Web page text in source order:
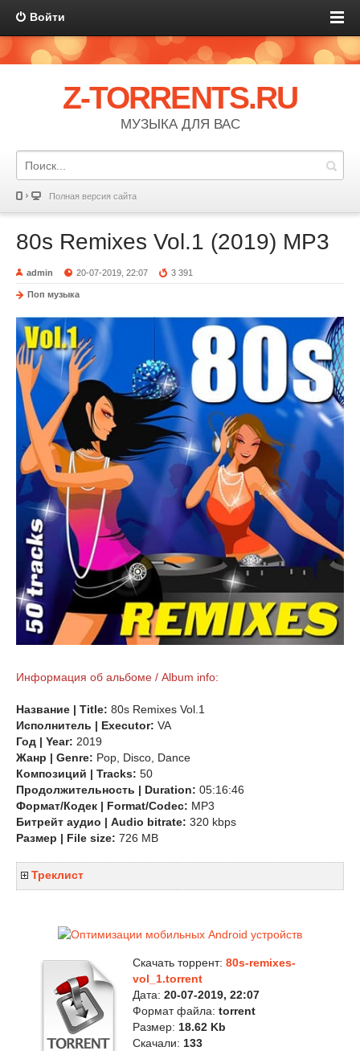
Войти
Z-TORRENTS.RU
МУЗЫКА ДЛЯ ВАС
Полная версия сайта
80s Remixes Vol.1 (2019) MP3
admin 20-07-2019, 22:07 3 391
Поп музыка
Информация об альбоме / Album info:
Название | Title: 80s Remixes Vol.1
Исполнитель | Executor: VA
Год | Year: 2019
Жанр | Genre: Pop, Disco, Dance
Композиций | Tracks: 50
Продолжительность | Duration: 05:16:46
Формат/Кодек | Format/Codec: MP3
Битрейт аудио | Audio bitrate: 320 kbps
Размер | File size: 726 MB
Треклист
Скачать торрент: 80s-remixes-
vol_1.torrent
Дата: 20-07-2019, 22:07
Формат файла: torrent
Размер: 18.62 Kb
Скачали: 133